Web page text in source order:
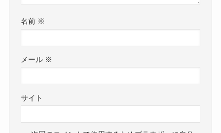
名前 ※
メール ※
サイト